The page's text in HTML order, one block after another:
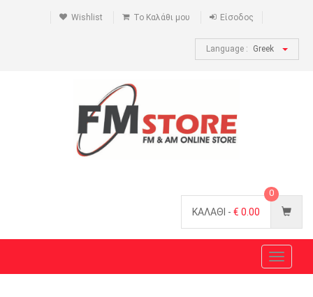
Wishlist Το Καλάθι μου Είσοδος
Language : Greek
ΚΑΛΑΘΙ - € 0.00
0
Toggle